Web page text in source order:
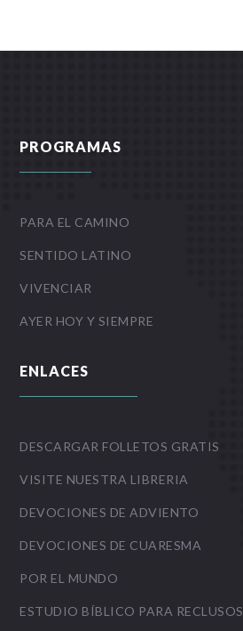
PROGRAMAS
PARA EL CAMINO
SENTIDO LATINO
VIVENCIAR
AYER HOY Y SIEMPRE
ENLACES
DESCARGAR FOLLETOS GRATIS
VISITE NUESTRA LIBRERIA
DEVOCIONES DE ADVIENTO
DEVOCIONES DE CUARESMA
POR EL MUNDO
ESTUDIO BÍBLICO PARA RECLUSOS